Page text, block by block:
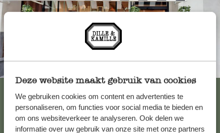
Deze website maakt gebruik van cookies
We gebruiken cookies om content en advertenties te
personaliseren, om functies voor social media te bieden en
om ons websiteverkeer te analyseren. Ook delen we
informatie over uw gebruik van onze site met onze partners